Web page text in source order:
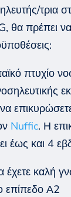
τρια
θα πρέπει
πτυχίο
Nuffic. Η
έως και 4
έχετε καλή
επίπεδο Α2